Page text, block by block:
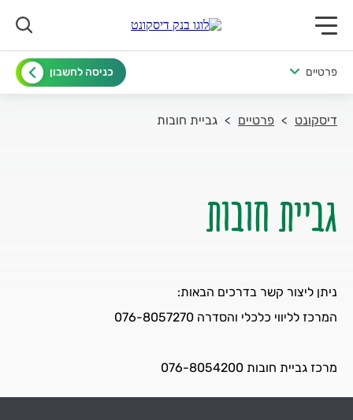
תפריט ראשי לנייד
פרטיים כניסה לחשבון
דיסקונט פרטיים גביית חובות
גביית חובות
ניתן ליצור קשר בדרכים הבאות:
המרכז לליווי כלכלי והסדרה 076-8057270
מרכז גביית חובות 076-8054200